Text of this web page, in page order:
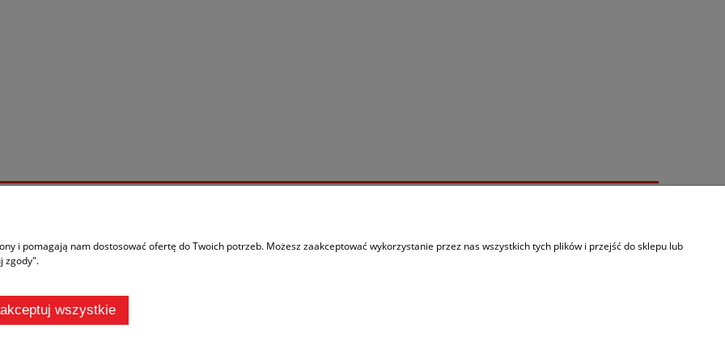
Logowanie
O nas
zgodę na wykorzystywanie plików cookies. Szczegółowe informacje w
i pomagają nam dostosować ofertę do Twoich potrzeb. Możesz zaakceptować wykorzystanie przez nas wszystkich tych plików i przejść do sklepu lub
zgody".
wszystkie